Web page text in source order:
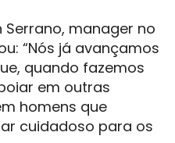
Serrano, manager no
“Nós já avançamos
quando fazemos
em outras
homens que
cuidadoso para os